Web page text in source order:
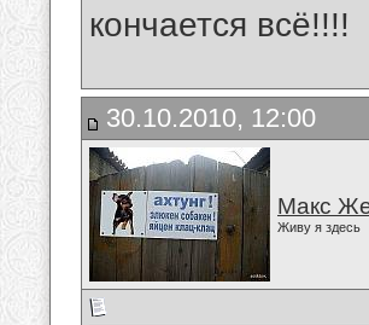
кончается всё!!!!
30.10.2010, 12:00
Макс
Живу я здесь